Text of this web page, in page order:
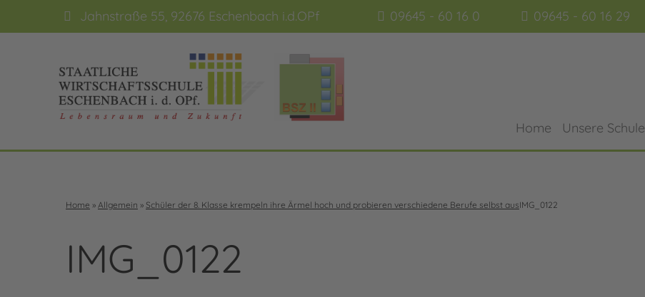
Jahnstraße 55, 92676 Eschenbach i.d.OPf 09645 - 60 16 0 09645 - 60 16 29
Home Unsere Schule
Home » Allgemein » Schüler der 8. Klasse krempeln ihre Ärmel hoch und probieren verschiedene Berufe selbst ausIMG_0122
IMG_0122